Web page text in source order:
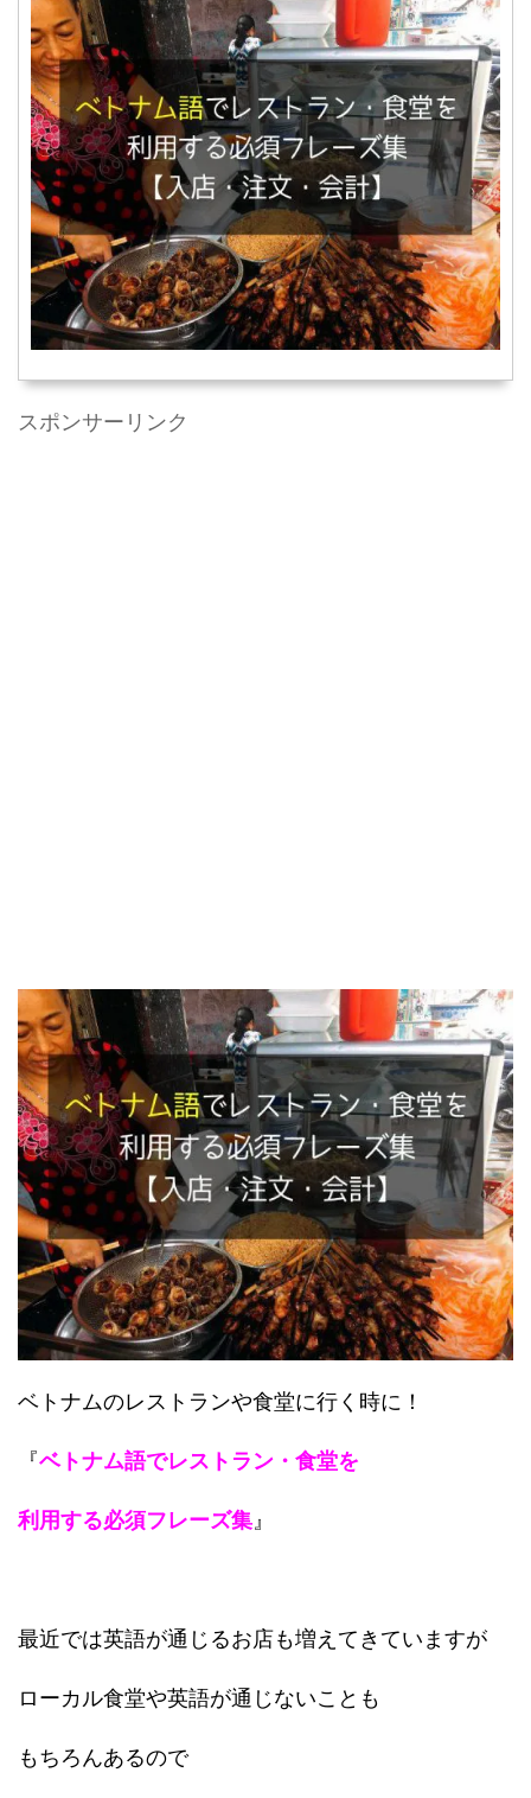
スポンサーリンク
ベトナムのレストランや食堂に行く時に！
『ベトナム語でレストラン・食堂を
利用する必須フレーズ集』
最近では英語が通じるお店も増えてきていますが
ローカル食堂や英語が通じないことも
もちろんあるので